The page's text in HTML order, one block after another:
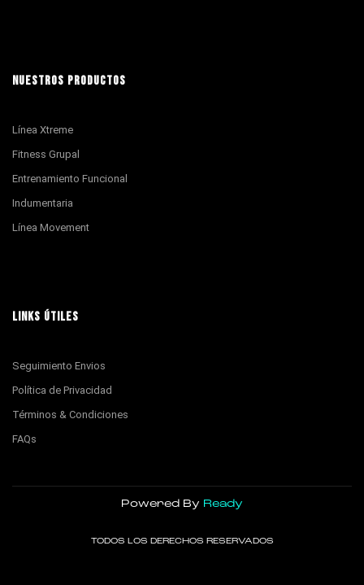
NUESTROS PRODUCTOS
Línea Xtreme
Fitness Grupal
Entrenamiento Funcional
Indumentaria
Línea Movement
LINKS ÚTILES
Seguimiento Envios
Política de Privacidad
Términos & Condiciones
FAQs
Powered By Ready
TODOS LOS DERECHOS RESERVADOS